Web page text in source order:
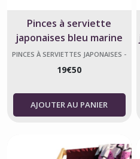
Pinces à serviette
japonaises bleu marine
Chat Mémé – Atsuko
Matano
PINCES À SERVIETTES JAPONAISES -
19€50
AJOUTER AU PANIER